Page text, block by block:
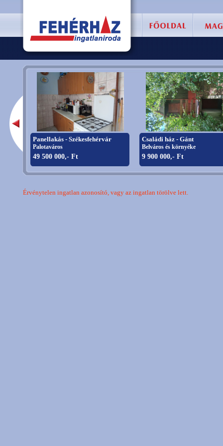
Panellakás - Székesfehérvár
Palotaváros
49 500 000,- Ft
Családi ház - Gánt
Belváros és környéke
9 900 000,- Ft
Érvénytelen ingatlan azonosító, vagy az ingatlan törölve lett.